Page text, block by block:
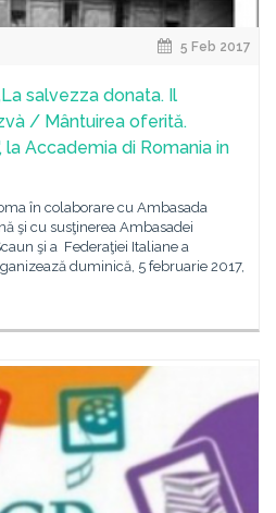
5 Feb 2017
salvezza donata. Il
/ Mântuirea oferită.
la Accademia di Romania in
în colaborare cu Ambasada
şi cu susţinerea Ambasadei
şi a Federaţiei Italiane a
duminică, 5 februarie 2017,